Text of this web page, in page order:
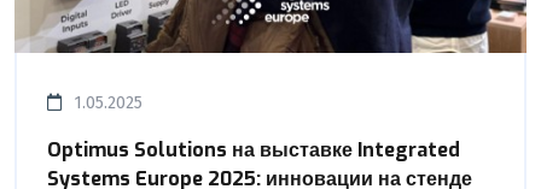
1.05.2025
Optimus Solutions на выставке Integrated
Systems Europe 2025: инновации на стенде